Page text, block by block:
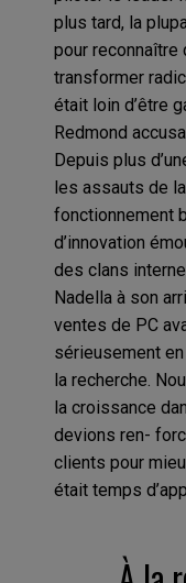
plus tard, la
pour reconnaître
transformer
était loin d’être
Redmond
Depuis plus
les assauts de
fonctionnement
d’innovation
des clans
Nadella à son
ventes de PC
sérieusement
la recherche.
la croissance
devions ren-
clients pour
était temps